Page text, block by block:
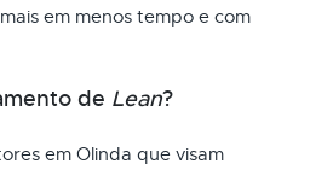
em menos tempo e com
de Lean?
em Olinda que visam